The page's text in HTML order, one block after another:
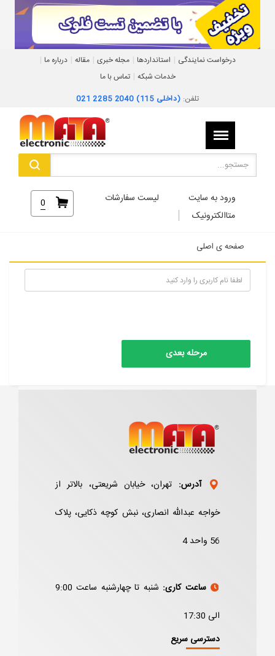
درخواست نمایندگی | استانداردها | مجله خبری | مقاله | درباره ما |
خدمات شبکه | تماس با ما
تلفن: 021 2285 2040 (داخلی 115)
ورود به سایت
متاالکترونیک
لیست سفارشات 0
صفحه ی اصلی
آدرس: تهران، خیابان شریعتی، بالاتر از
خواجه عبدالله انصاری، نبش کوچه ذکایی، پلاک
56 واحد 4
ساعت کاری:
شنبه تا چهارشنبه ساعت 9:00
الی 17:30
دسترسی سریع